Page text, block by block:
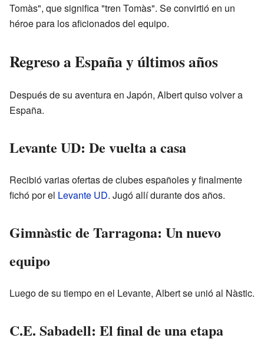
Tomàs", que significa "tren Tomàs". Se convirtió en un
héroe para los aficionados del equipo.
Regreso a España y últimos años
Después de su aventura en Japón, Albert quiso volver a
España.
Levante UD: De vuelta a casa
Recibió varias ofertas de clubes españoles y finalmente
fichó por el Levante UD. Jugó allí durante dos años.
Gimnàstic de Tarragona: Un nuevo
equipo
Luego de su tiempo en el Levante, Albert se unió al Nàstic.
C.E. Sabadell: El final de una etapa